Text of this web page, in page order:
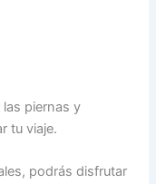
piernas y
tu viaje.
podrás disfrutar